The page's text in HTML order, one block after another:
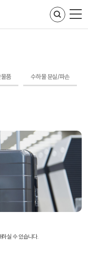
품 수하물 분실/파손
하실 수 있습니다.